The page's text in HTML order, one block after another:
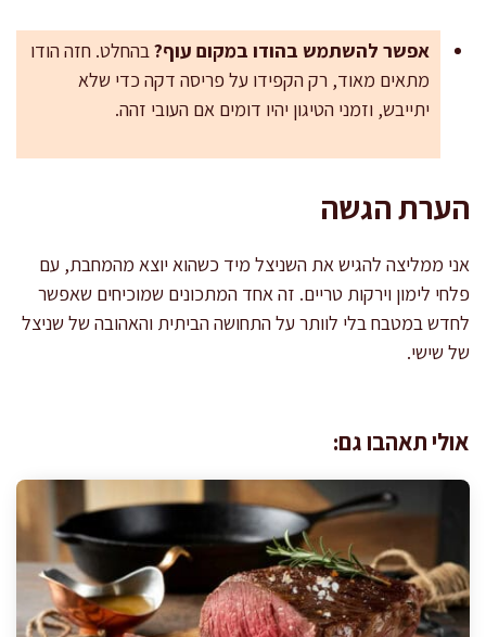
אפשר להשתמש בהודו במקום עוף?בהחלט. חזה הודו
מתאים מאוד, רק הקפידו על פריסה דקה כדי שלא
יתייבש, וזמני הטיגון יהיו דומים אם העובי זהה.
הערת הגשה
אני ממליצה להגיש את השניצל מיד כשהוא יוצא מהמחבת, עם
פלחי לימון וירקות טריים. זה אחד המתכונים שמוכיחים שאפשר
לחדש במטבח בלי לוותר על התחושה הביתית והאהובה של שניצל
של שישי.
אולי תאהבו גם: